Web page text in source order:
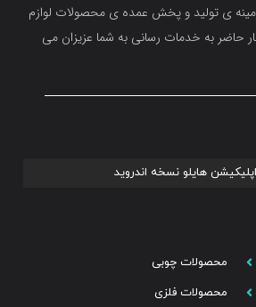
ی تولید و پخش عمده ی محصولات لوازم
حاضر به خدمات رسانی به شما عزیزان می
اپلیکیشن هایلو نسخه اندروید
محصولات چوبی
محصولات فلزی